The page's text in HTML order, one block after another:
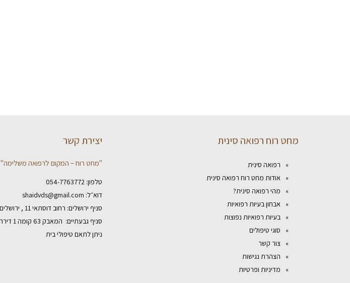
מחט רוח רפואה סינית
רפואה סינית
אודות מחט רוח רפואה סינית
מהי רפואה סינית?
אבחון בעיות רפואיות
בעיות רפואיות נפוצות
סוגי טיפולים
צור קשר
הצהרת נגישות
מדיניות ופרטיות
יצירת קשר
"מחט רוח – המקום לרפואה משלימה"
טלפון: 054-7763772
דוא״ל: shaidvds@gmail.com
סניף ירושלים: רחוב דוסתאי 11 , ירושלים
סניף גבעתיים: המאבק 63 קומה 1 דירה 3
ניתן לתאם טיפולי בית